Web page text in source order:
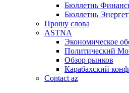
Бюллетнь
Бюллетнь
Прошу слова
ASTNA
Экономическое
Политический
Обзор рынков
Карабахский
Contact az